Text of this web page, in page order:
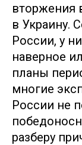
вторжения
в Украину.
России, у
наверное
планы
многие
России не
разберу